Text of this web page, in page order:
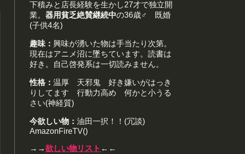
下積みと店長経験を生かし27才で独立開
業。 器用貧乏絶賛継続中の36歳♂ 既婚
(子供4名)
趣味： 興味が湧いた物は手当たり次第。
現在はアニメ沼に墜ちています。読書は
好き。自己啓発系は一切読みません。
性格： 温厚 天邪鬼 好き嫌いがはっき
りしてます 行動力高め 何かと小うる
さい(神経質)
今欲しい物： 油田一択！！(冗談)
AmazonFireTV()
→→欲しい物リスト ←←